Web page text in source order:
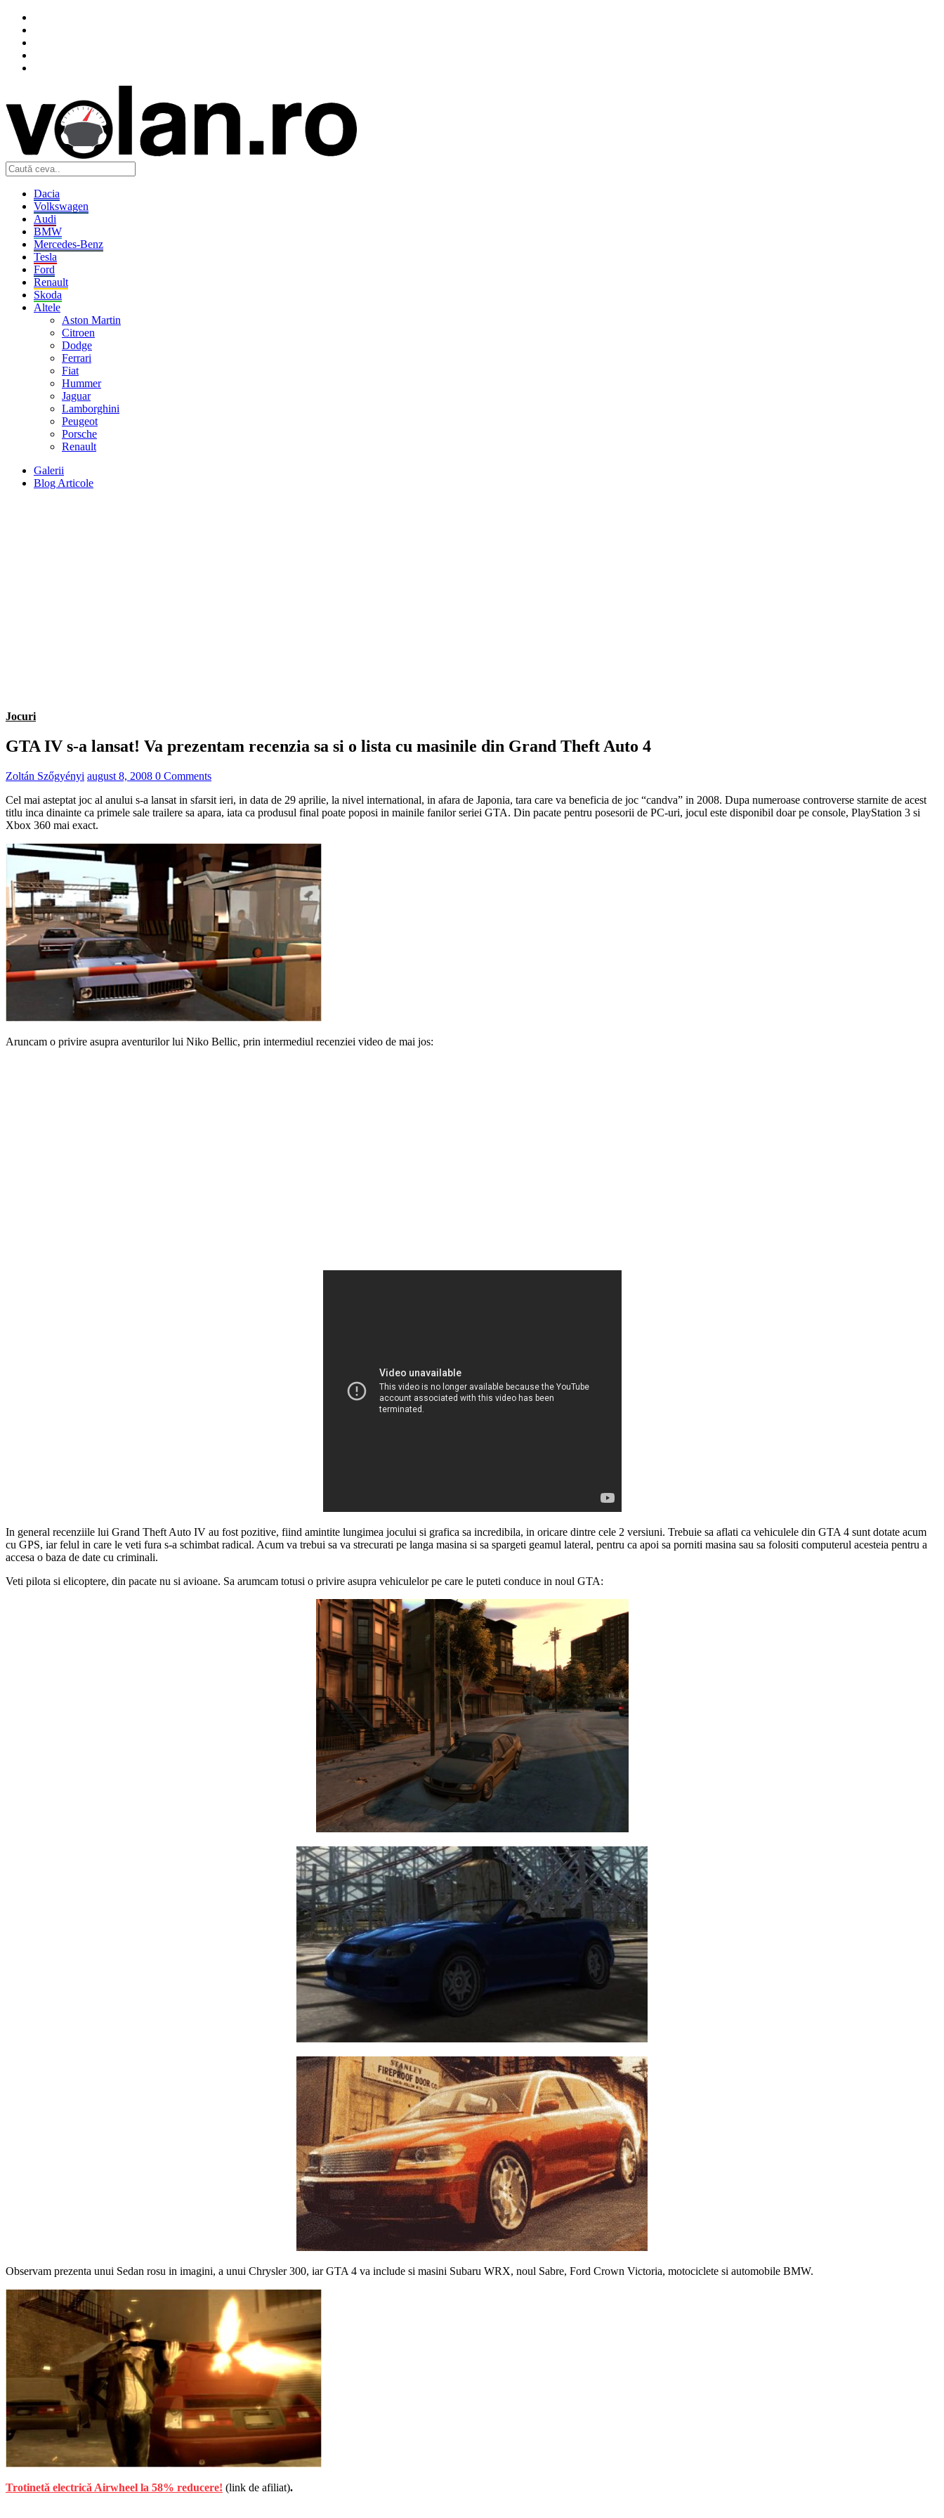
Dacia
Volkswagen
Audi
BMW
Mercedes-Benz
Tesla
Ford
Renault
Skoda
Altele
Aston Martin
Citroen
Dodge
Ferrari
Fiat
Hummer
Jaguar
Lamborghini
Peugeot
Porsche
Renault
Galerii
Blog Articole
Jocuri
GTA IV s-a lansat! Va prezentam recenzia sa si o lista cu masinile din Grand Theft Auto 4
Zoltán Szőgyényi august 8, 2008 0 Comments
Cel mai asteptat joc al anului s-a lansat in sfarsit ieri, in data de 29 aprilie, la nivel international, in afara de Japonia, tara care va beneficia de joc “candva” in 2008. Dupa numeroase controverse starnite de acest
titlu inca dinainte ca primele sale trailere sa apara, iata ca produsul final poate poposi in mainile fanilor seriei GTA. Din pacate pentru posesorii de PC-uri, jocul este disponibil doar pe console, PlayStation 3 si
Xbox 360 mai exact.
Aruncam o privire asupra aventurilor lui Niko Bellic, prin intermediul recenziei video de mai jos:
In general recenziile lui Grand Theft Auto IV au fost pozitive, fiind amintite lungimea jocului si grafica sa incredibila, in oricare dintre cele 2 versiuni. Trebuie sa aflati ca vehiculele din GTA 4 sunt dotate acum
cu GPS, iar felul in care le veti fura s-a schimbat radical. Acum va trebui sa va strecurati pe langa masina si sa spargeti geamul lateral, pentru ca apoi sa porniti masina sau sa folositi computerul acesteia pentru a
accesa o baza de date cu criminali.
Veti pilota si elicoptere, din pacate nu si avioane. Sa arumcam totusi o privire asupra vehiculelor pe care le puteti conduce in noul GTA:
Observam prezenta unui Sedan rosu in imagini, a unui Chrysler 300, iar GTA 4 va include si masini Subaru WRX, noul Sabre, Ford Crown Victoria, motociclete si automobile BMW.
Trotinetă electrică Airwheel la 58% reducere! (link de afiliat).